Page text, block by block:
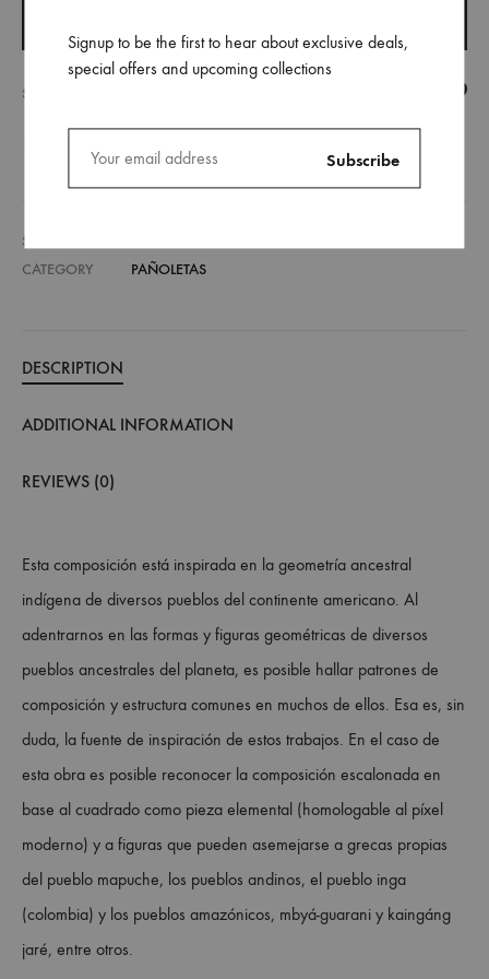
SHARE
SKU
CATEGORY
PAÑOLETAS
DESCRIPTION
ADDITIONAL INFORMATION
REVIEWS (0)
Esta composición está inspirada en la geometría ancestral
indígena de diversos pueblos del continente americano. Al
adentrarnos en las formas y figuras geométricas de diversos
pueblos ancestrales del planeta, es posible hallar patrones de
composición y estructura comunes en muchos de ellos. Esa es, sin
duda, la fuente de inspiración de estos trabajos. En el caso de
esta obra es posible reconocer la composición escalonada en
base al cuadrado como pieza elemental (homologable al píxel
moderno) y a figuras que pueden asemejarse a grecas propias
del pueblo mapuche, los pueblos andinos, el pueblo inga
(colombia) y los pueblos amazónicos, mbyá-guarani y kaingáng
jaré, entre otros.
Signup to be the first to hear about exclusive deals,
special offers and upcoming collections